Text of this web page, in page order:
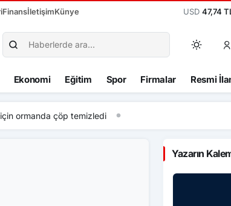
FinansİletişimKünye USD 47,74
Ekonomi Eğitim Spor Firmalar Resmi
çöp temizledi
Yazarın